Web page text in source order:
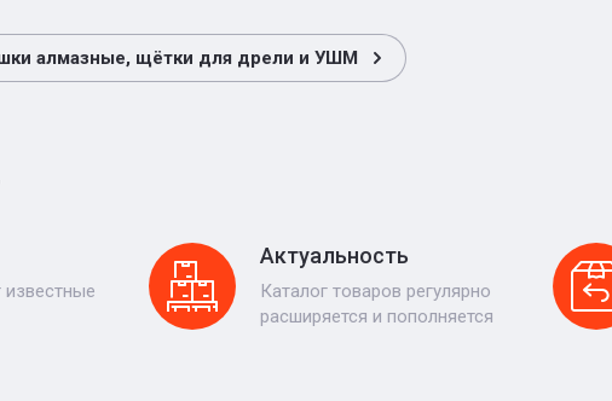
алмазные, щётки для дрели и УШМ
Актуальность
Каталог товаров регулярно
расширяется и пополняется